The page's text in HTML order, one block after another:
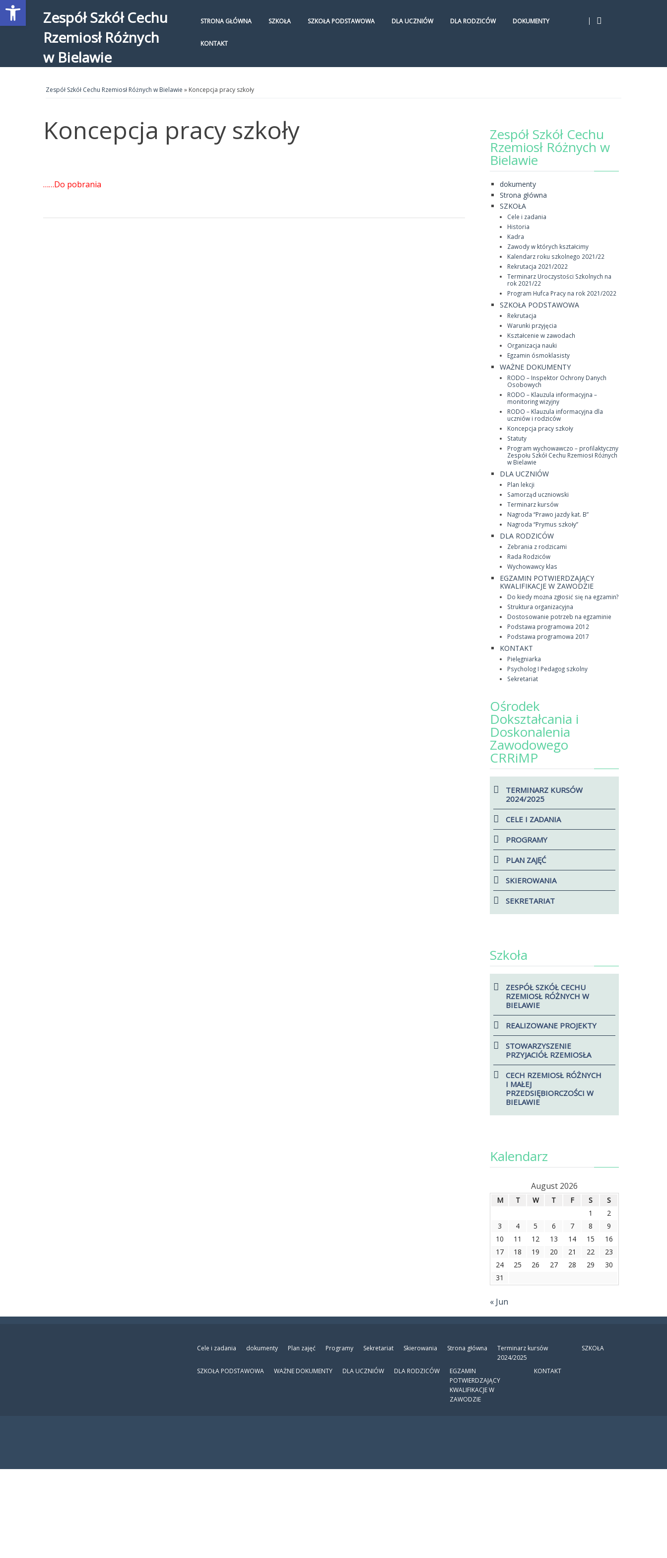
Zespół Szkół Cechu
Rzemiosł Różnych
w Bielawie
STRONA GŁÓWNA SZKOŁA SZKOŁA PODSTAWOWA DLA UCZNIÓW DLA RODZICÓW DOKUMENTY
KONTAKT
Zespół Szkół Cechu Rzemiosł Różnych w Bielawie » Koncepcja pracy szkoły
Koncepcja pracy szkoły
……Do pobrania
Zespół Szkół Cechu
Rzemiosł Różnych w
Bielawie
dokumenty
Strona główna
SZKOŁA
Cele i zadania
Historia
Kadra
Zawody w których kształcimy
Kalendarz roku szkolnego 2021/22
Rekrutacja 2021/2022
Terminarz Uroczystości Szkolnych na
rok 2021/22
Program Hufca Pracy na rok 2021/2022
SZKOŁA PODSTAWOWA
Rekrutacja
Warunki przyjęcia
Kształcenie w zawodach
Organizacja nauki
Egzamin ósmoklasisty
WAŻNE DOKUMENTY
RODO – Inspektor Ochrony Danych
Osobowych
RODO – Klauzula informacyjna –
monitoring wizyjny
RODO – Klauzula informacyjna dla
uczniów i rodziców
Koncepcja pracy szkoły
Statuty
Program wychowawczo – profilaktyczny
Zespołu Szkół Cechu Rzemiosł Różnych
w Bielawie
DLA UCZNIÓW
Plan lekcji
Samorząd uczniowski
Terminarz kursów
Nagroda “Prawo jazdy kat. B”
Nagroda “Prymus szkoły”
DLA RODZICÓW
Zebrania z rodzicami
Rada Rodziców
Wychowawcy klas
EGZAMIN POTWIERDZAJĄCY
KWALIFIKACJE W ZAWODZIE
Do kiedy można zgłosić się na egzamin?
Struktura organizacyjna
Dostosowanie potrzeb na egzaminie
Podstawa programowa 2012
Podstawa programowa 2017
KONTAKT
Pielęgniarka
Psycholog I Pedagog szkolny
Sekretariat
Ośrodek
Dokształcania i
Doskonalenia
Zawodowego
CRRiMP
TERMINARZ KURSÓW
2024/2025
CELE I ZADANIA
PROGRAMY
PLAN ZAJĘĆ
SKIEROWANIA
SEKRETARIAT
Szkoła
ZESPÓŁ SZKÓŁ CECHU
RZEMIOSŁ RÓŻNYCH W
BIELAWIE
REALIZOWANE PROJEKTY
STOWARZYSZENIE
PRZYJACIÓŁ RZEMIOSŁA
CECH RZEMIOSŁ RÓŻNYCH
I MAŁEJ
PRZEDSIĘBIORCZOŚCI W
BIELAWIE
Kalendarz
August 2026
M T W T F S
S
1
2
3
4 5 6 7 8
9
10
11 12 13 14 15
16
17
18 19 20 21 22
23
24
25 26 27 28 29
30
31
« Jun
Cele i zadania dokumenty Plan zajęć Programy Sekretariat Skierowania Strona główna
Terminarz kursów
2024/2025
SZKOŁA
SZKOŁA PODSTAWOWA WAŻNE DOKUMENTY DLA UCZNIÓW DLA RODZICÓW
EGZAMIN
POTWIERDZAJĄCY
KWALIFIKACJE W
ZAWODZIE
KONTAKT